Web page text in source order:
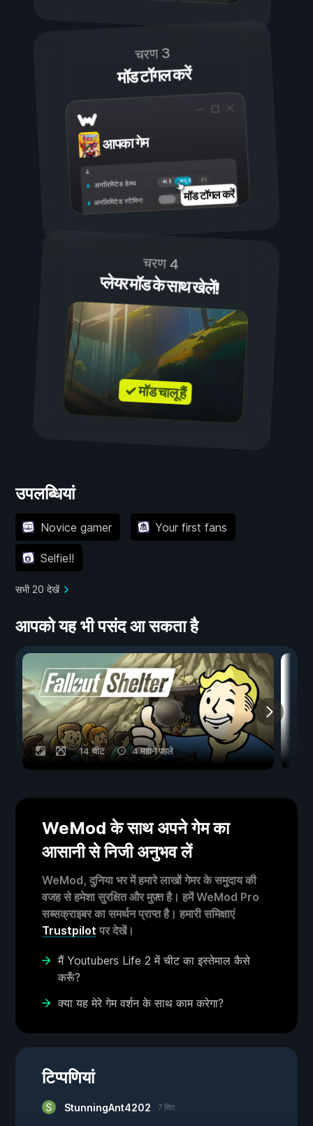
चरण 3
मॉड टॉगल करें
आपका गेम
चालू है
बंद है
अनलिमिटेड हेल्थ
अनलिमिटेड स्टैमिना मॉड टॉगल करें
चरण 4
प्लेयर मॉड के साथ खेलें!
✓ मॉड चालू हैं
उपलब्धियां
Novice gamer Your first fans
Selfie!!
सभी 20 देखें
आपको यह भी पसंद आ सकता है
14 चीट 4 महीने पहले
WeMod के साथ अपने गेम का
आसानी से निजी अनुभव लें
WeMod, दुनिया भर में हमारे लाखों गेमर के समुदाय की
वजह से हमेशा सुरक्षित और मुफ़्त है। हमें WeMod Pro
सब्सक्राइबर का समर्थन प्राप्त है। हमारी समिक्षाएं
Trustpilot पर देखें।
मैं Youtubers Life 2 में चीट का इस्तेमाल कैसे
करूँ?
क्या यह मेरे गेम वर्शन के साथ काम करेगा?
टिप्पणियां
StunningAnt4202 7 सित.